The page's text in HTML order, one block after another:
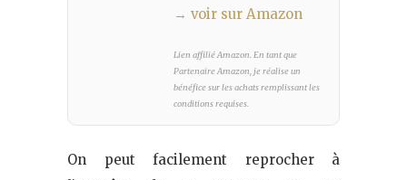
→ voir sur Amazon
Lien affilié Amazon. En tant que
Partenaire Amazon, je réalise un
bénéfice sur les achats remplissant les
conditions requises.
On peut facilement reprocher à